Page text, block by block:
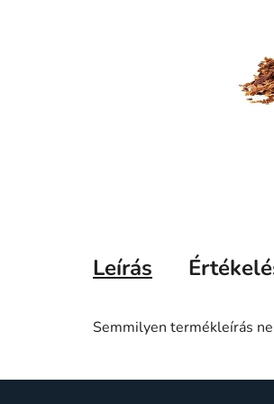
Leírás
Semmilyen termékleírás